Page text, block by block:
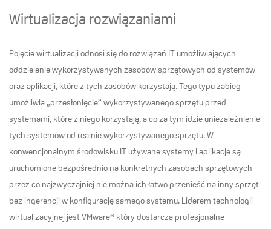
Wirtualizacja rozwiązaniami
Pojęcie wirtualizacji odnosi się do rozwiązań IT umożliwiających
oddzielenie wykorzystywanych zasobów sprzętowych od systemów
oraz aplikacji, które z tych zasobów korzystają. Tego typu zabieg
umożliwia „przesłonięcie” wykorzystywanego sprzętu przed
systemami, które z niego korzystają, a co za tym idzie uniezależnienie
tych systemów od realnie wykorzystywanego sprzętu. W
konwencjonalnym środowisku IT używane systemy i aplikacje są
uruchomione bezpośrednio na konkretnych zasobach sprzętowych
przez co najzwyczajniej nie można ich łatwo przenieść na inny sprzęt
bez ingerencji w konfigurację samego systemu. Liderem technologii
wirtualizacyjnej jest VMware® który dostarcza profesjonalne